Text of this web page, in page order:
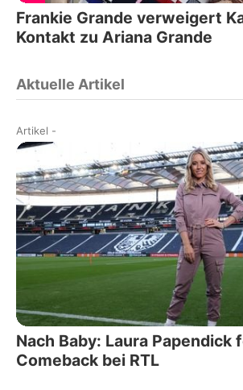
Frankie Grande verweigert
Kontakt zu Ariana Grande
Aktuelle Artikel
Artikel -
Nach Baby: Laura
Comeback bei RTL